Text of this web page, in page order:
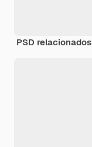
PSD relacionados